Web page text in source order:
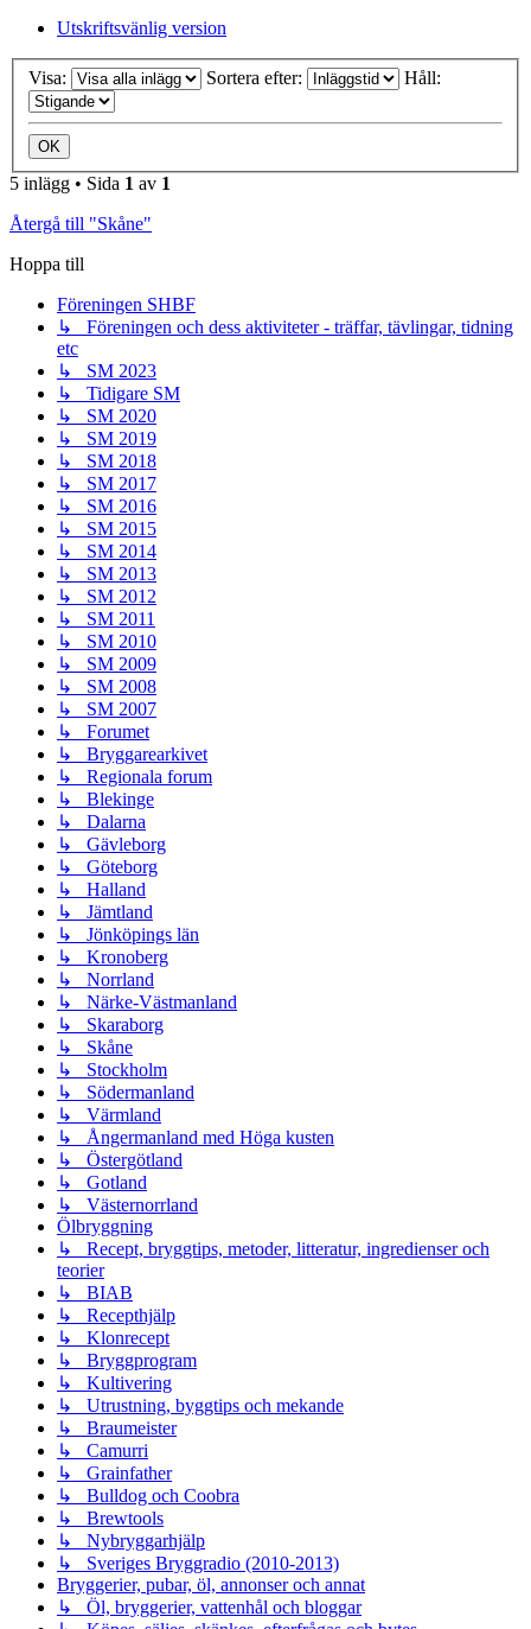
Utskriftsvänlig version
Visa: Sortera efter: Håll:
5 inlägg • Sida 1 av 1
Återgå till "Skåne"
Hoppa till
Föreningen SHBF
↳ Föreningen och dess aktiviteter - träffar, tävlingar, tidning
etc
↳ SM 2023
↳ Tidigare SM
↳ SM 2020
↳ SM 2019
↳ SM 2018
↳ SM 2017
↳ SM 2016
↳ SM 2015
↳ SM 2014
↳ SM 2013
↳ SM 2012
↳ SM 2011
↳ SM 2010
↳ SM 2009
↳ SM 2008
↳ SM 2007
↳ Forumet
↳ Bryggarearkivet
↳ Regionala forum
↳ Blekinge
↳ Dalarna
↳ Gävleborg
↳ Göteborg
↳ Halland
↳ Jämtland
↳ Jönköpings län
↳ Kronoberg
↳ Norrland
↳ Närke-Västmanland
↳ Skaraborg
↳ Skåne
↳ Stockholm
↳ Södermanland
↳ Värmland
↳ Ångermanland med Höga kusten
↳ Östergötland
↳ Gotland
↳ Västernorrland
Ölbryggning
↳ Recept, bryggtips, metoder, litteratur, ingredienser och
teorier
↳ BIAB
↳ Recepthjälp
↳ Klonrecept
↳ Bryggprogram
↳ Kultivering
↳ Utrustning, byggtips och mekande
↳ Braumeister
↳ Camurri
↳ Grainfather
↳ Bulldog och Coobra
↳ Brewtools
↳ Nybryggarhjälp
↳ Sveriges Bryggradio (2010-2013)
Bryggerier, pubar, öl, annonser och annat
↳ Öl, bryggerier, vattenhål och bloggar